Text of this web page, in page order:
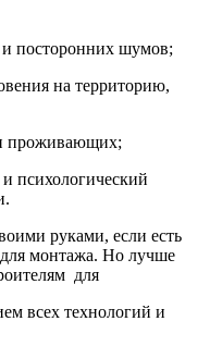
посторонних шумов;
на территорию,
проживающих;
психологический
руками, если есть
монтажа. Но лучше
для
всех технологий и